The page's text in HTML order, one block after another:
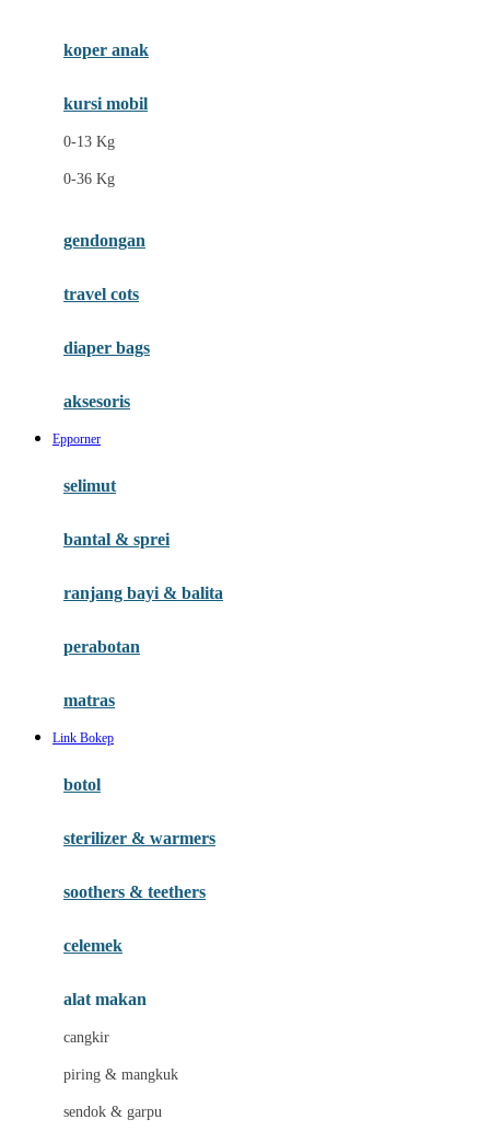
Ezyroller
F
Felt So Sweet
Fisher Price
Gb
Habbie
Haenim
Hauck
Havaianas
Hybrid
I
Inlacta DHA
Ivenet
koper anak
kursi mobil
0-13 Kg
0-36 Kg
gendongan
travel cots
diaper bags
aksesoris
Epporner
selimut
bantal & sprei
ranjang bayi & balita
perabotan
matras
Link Bokep
botol
sterilizer & warmers
soothers & teethers
celemek
alat makan
cangkir
piring & mangkuk
sendok & garpu